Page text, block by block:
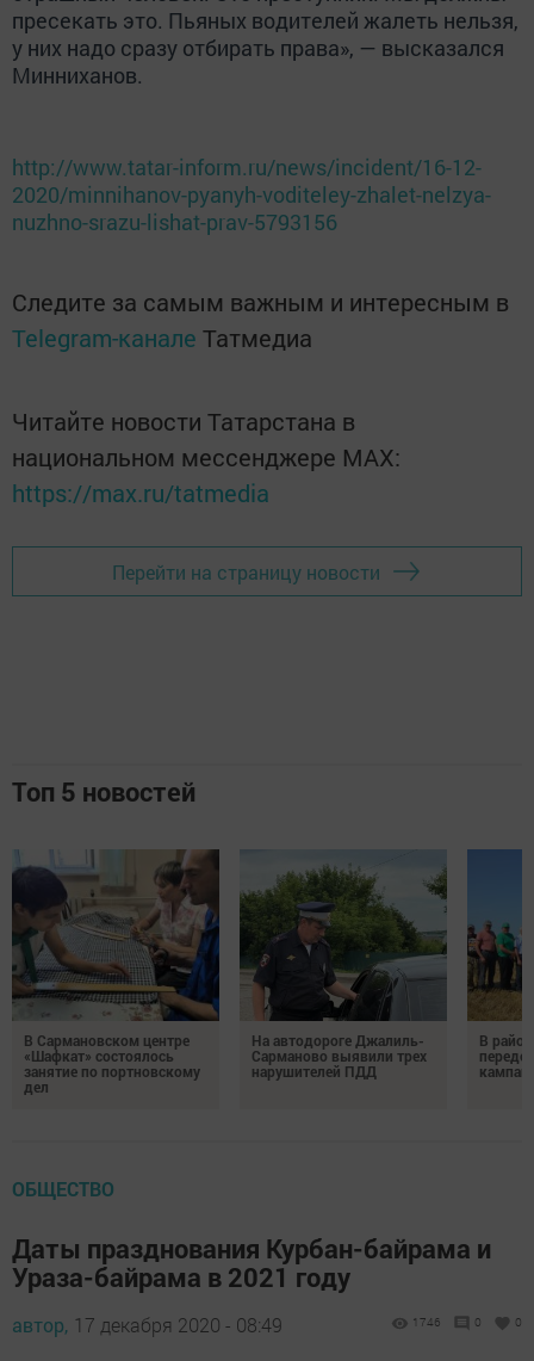
пресекать это. Пьяных водителей жалеть нельзя,
у них надо сразу отбирать права», — высказался
Минниханов.
http://www.tatar-inform.ru/news/incident/16-12-
2020/minnihanov-pyanyh-voditeley-zhalet-nelzya-
nuzhno-srazu-lishat-prav-5793156
Следите за самым важным и интересным в
Telegram-канале Татмедиа
Читайте новости Татарстана в
национальном мессенджере MАХ:
https://max.ru/tatmedia
Перейти на страницу новости
Топ 5 новостей
В Сармановском центре
«Шафкат» состоялось
занятие по портновскому
дел
На автодороге Джалиль-
Сарманово выявили трех
нарушителей ПДД
В
ОБЩЕСТВО
Даты празднования Курбан-байрама и
Ураза-байрама в 2021 году
автор, 17 декабря 2020 - 08:49 1746 0 0